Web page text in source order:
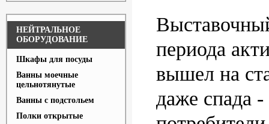
НЕЙТРАЛЬНОЕ
ОБОРУДОВАНИЕ
Шкафы для посуды
Ванны моечные
цельнотянутые
Ванны с подстольем
Полки открытые
периода
вышел на
даже спада